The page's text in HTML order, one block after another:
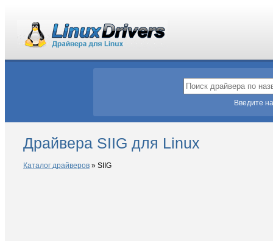
Введите
Драйвера SIIG для Linux
Каталог драйверов » SIIG